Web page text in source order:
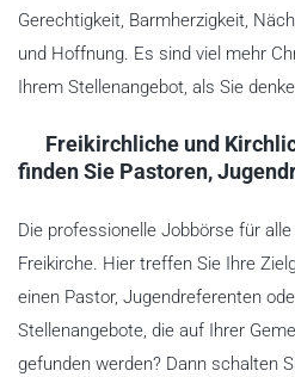
Gerechtigkeit, Barmherzigkeit,
und Hoffnung. Es sind viel mehr
Ihrem Stellenangebot, als Sie
Freikirchliche und
finden Sie Pastoren,
Die professionelle Jobbörse für
Freikirche. Hier treffen Sie Ihre
einen Pastor, Jugendreferenten
Stellenangebote, die auf Ihrer
gefunden werden? Dann schalten